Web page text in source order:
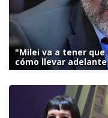
"Milei va a tener
cómo llevar